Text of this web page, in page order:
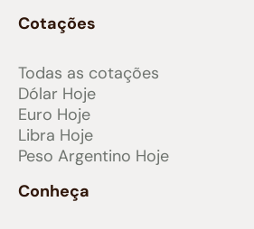
Cotações
Todas as cotações
Dólar Hoje
Euro Hoje
Libra Hoje
Peso Argentino Hoje
Conheça